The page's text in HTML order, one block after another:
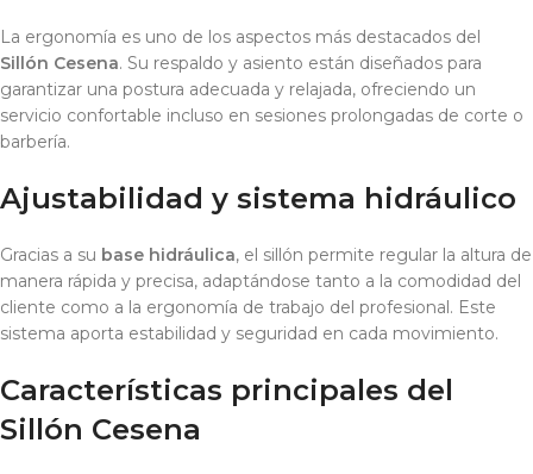
La ergonomía es uno de los aspectos más destacados del
Sillón Cesena. Su respaldo y asiento están diseñados para
garantizar una postura adecuada y relajada, ofreciendo un
servicio confortable incluso en sesiones prolongadas de corte o
barbería.
Ajustabilidad y sistema hidráulico
Gracias a su base hidráulica, el sillón permite regular la altura de
manera rápida y precisa, adaptándose tanto a la comodidad del
cliente como a la ergonomía de trabajo del profesional. Este
sistema aporta estabilidad y seguridad en cada movimiento.
Características principales del
Sillón Cesena